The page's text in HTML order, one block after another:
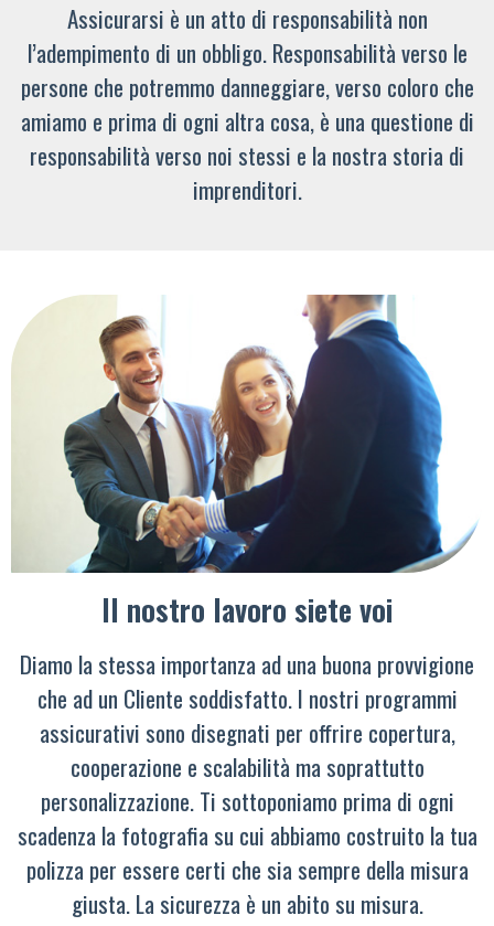
Assicurarsi è un atto di responsabilità non
l’adempimento di un obbligo. Responsabilità verso le
persone che potremmo danneggiare, verso coloro che
amiamo e prima di ogni altra cosa, è una questione di
responsabilità verso noi stessi e la nostra storia di
imprenditori.
Il nostro lavoro siete voi
Diamo la stessa importanza ad una buona provvigione
che ad un Cliente soddisfatto. I nostri programmi
assicurativi sono disegnati per offrire copertura,
cooperazione e scalabilità ma soprattutto
personalizzazione. Ti sottoponiamo prima di ogni
scadenza la fotografia su cui abbiamo costruito la tua
polizza per essere certi che sia sempre della misura
giusta. La sicurezza è un abito su misura.